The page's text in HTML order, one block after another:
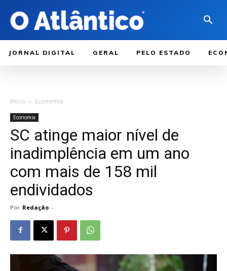
JORNAL DIGITAL GERAL PELO ESTADO
Início Economia
Economia
SC atinge maior nível de
inadimplência em um ano
com mais de 158 mil
endividados
Por Redação -